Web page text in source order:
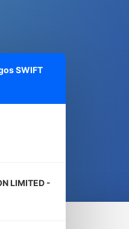
SWIFT
LIMITED -